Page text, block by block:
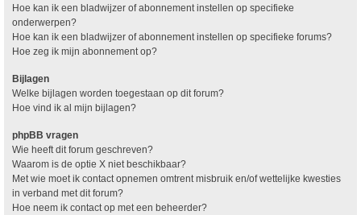
Hoe kan ik een bladwijzer of abonnement instellen op specifieke
onderwerpen?
Hoe kan ik een bladwijzer of abonnement instellen op specifieke forums?
Hoe zeg ik mijn abonnement op?
Bijlagen
Welke bijlagen worden toegestaan op dit forum?
Hoe vind ik al mijn bijlagen?
phpBB vragen
Wie heeft dit forum geschreven?
Waarom is de optie X niet beschikbaar?
Met wie moet ik contact opnemen omtrent misbruik en/of wettelijke kwesties
in verband met dit forum?
Hoe neem ik contact op met een beheerder?